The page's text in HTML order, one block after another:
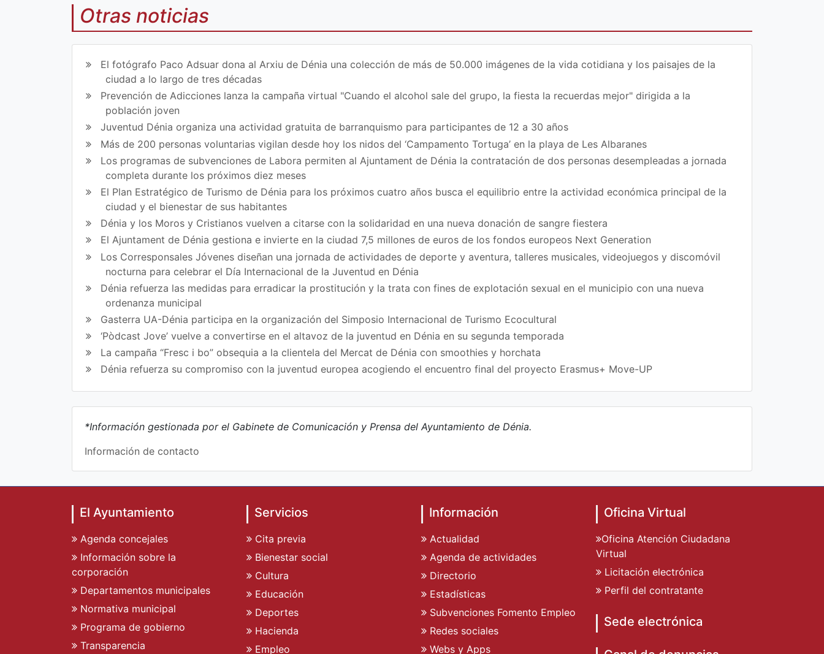
Co
art
ir
en
Fa
ce
bo
ok
Co
art
ir
en
Tw
itt
er
Otras noticias
El fotógrafo Paco Adsuar dona al Arxiu de Dénia una colección de más de 50.000 imágenes de la vida cotidiana y los paisajes de la
ciudad a lo largo de tres décadas
Prevención de Adicciones lanza la campaña virtual "Cuando el alcohol sale del grupo, la fiesta la recuerdas mejor" dirigida a la
población joven
Juventud Dénia organiza una actividad gratuita de barranquismo para participantes de 12 a 30 años
Más de 200 personas voluntarias vigilan desde hoy los nidos del ‘Campamento Tortuga’ en la playa de Les Albaranes
Los programas de subvenciones de Labora permiten al Ajuntament de Dénia la contratación de dos personas desempleadas a jornada
completa durante los próximos diez meses
El Plan Estratégico de Turismo de Dénia para los próximos cuatro años busca el equilibrio entre la actividad económica principal de la
ciudad y el bienestar de sus habitantes
Dénia y los Moros y Cristianos vuelven a citarse con la solidaridad en una nueva donación de sangre fiestera
El Ajuntament de Dénia gestiona e invierte en la ciudad 7,5 millones de euros de los fondos europeos Next Generation
Los Corresponsales Jóvenes diseñan una jornada de actividades de deporte y aventura, talleres musicales, videojuegos y discomóvil
nocturna para celebrar el Día Internacional de la Juventud en Dénia
Dénia refuerza las medidas para erradicar la prostitución y la trata con fines de explotación sexual en el municipio con una nueva
ordenanza municipal
Gasterra UA-Dénia participa en la organización del Simposio Internacional de Turismo Ecocultural
‘Pòdcast Jove’ vuelve a convertirse en el altavoz de la juventud en Dénia en su segunda temporada
La campaña “Fresc i bo” obsequia a la clientela del Mercat de Dénia con smoothies y horchata
Dénia refuerza su compromiso con la juventud europea acogiendo el encuentro final del proyecto Erasmus+ Move-UP
*Información gestionada por el Gabinete de Comunicación y Prensa del Ayuntamiento de Dénia.
Información de contacto
El Ayuntamiento
Agenda concejales
Información sobre la
corporación
Departamentos municipales
Normativa municipal
Programa de gobierno
Transparencia
Servicios
Cita previa
Bienestar social
Cultura
Educación
Deportes
Hacienda
Empleo
Información
Actualidad
Agenda de actividades
Directorio
Estadísticas
Subvenciones Fomento Empleo
Redes sociales
Webs y Apps
Oficina Virtual
Oficina Atención Ciudadana
Virtual
Licitación electrónica
Perfil del contratante
Sede electrónica